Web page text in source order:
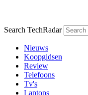
Search TechRadar
Nieuws
Koopgidsen
Review
Telefoons
Tv's
Laptops